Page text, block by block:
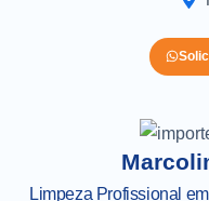
Limpeza Profissional